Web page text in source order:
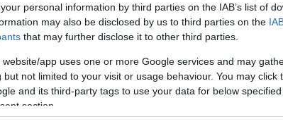
personal information by third parties on the IAB’s list of
may also be disclosed by us to third parties on the
that may further disclose it to other third parties.
app uses one or more Google services and may
but not limited to your visit or usage behaviour. You may click
and its third-party tags to use your data for below
section.